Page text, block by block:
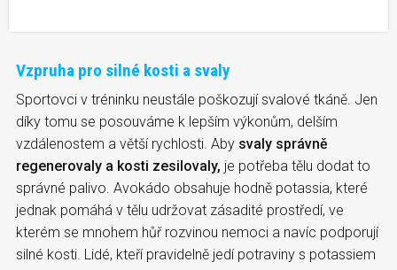
Vzpruha pro silné kosti a svaly
Sportovci v tréninku neustále poškozují svalové tkáně. Jen
díky tomu se posouváme k lepším výkonům, delším
vzdálenostem a větší rychlosti. Aby svaly správně
regenerovaly a kosti zesilovaly, je potřeba tělu dodat to
správné palivo. Avokádo obsahuje hodně potassia, které
jednak pomáhá v tělu udržovat zásadité prostředí, ve
kterém se mnohem hůř rozvinou nemoci a navíc podporují
silné kosti. Lidé, kteří pravidelně jedí potraviny s potassiem